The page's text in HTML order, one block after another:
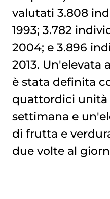
valutati 3.808
1993; 3.782
2004; e 3.896
2013. Un'elevata
è stata definita
quattordici unità
settimana e
di frutta e
due volte al